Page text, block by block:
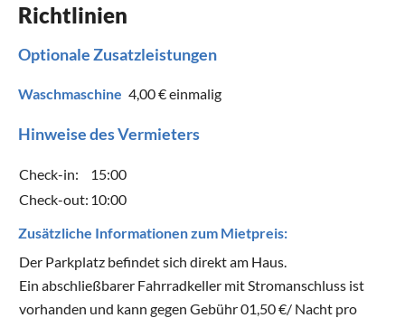
Richtlinien
Optionale Zusatzleistungen
Waschmaschine 4,00 €einmalig
Hinweise des Vermieters
Check-in:
15:00
Check-out: 10:00
Zusätzliche Informationen zum Mietpreis:
Der Parkplatz befindet sich direkt am Haus.
Ein abschließbarer Fahrradkeller mit Stromanschluss ist
vorhanden und kann gegen Gebühr 01,50 €/ Nacht pro